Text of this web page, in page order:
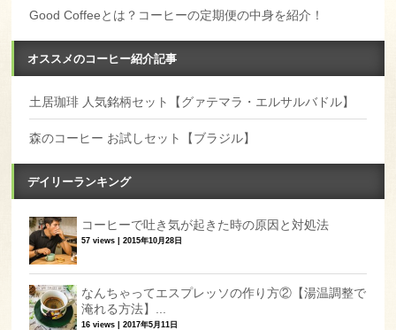
Good Coffeeとは？コーヒーの定期便の中身を紹介！
オススメのコーヒー紹介記事
土居珈琲 人気銘柄セット【グァテマラ・エルサルバドル】
森のコーヒー お試しセット【ブラジル】
デイリーランキング
コーヒーで吐き気が起きた時の原因と対処法
57 views |2015年10月28日
なんちゃってエスプレッソの作り方②【湯温調整で
淹れる方法】...
16 views |2017年5月11日